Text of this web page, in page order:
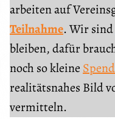
arbeiten auf
Teilnahme. Wir sind
bleiben, dafür
noch so kleine
realitätsnahes Bild
vermitteln.